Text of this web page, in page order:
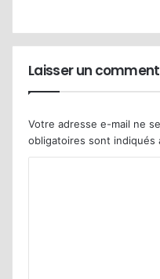
Laisser un
Votre adresse e-mail ne
obligatoires sont indiqués